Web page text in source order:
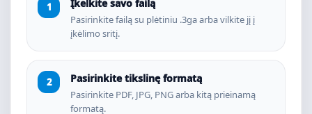
Įkelkite savo failą
Pasirinkite failą su plėtiniu .3ga arba vilkite jį į
įkėlimo sritį.
Pasirinkite tikslinę formatą
Pasirinkite PDF, JPG, PNG arba kitą prieinamą
formatą.